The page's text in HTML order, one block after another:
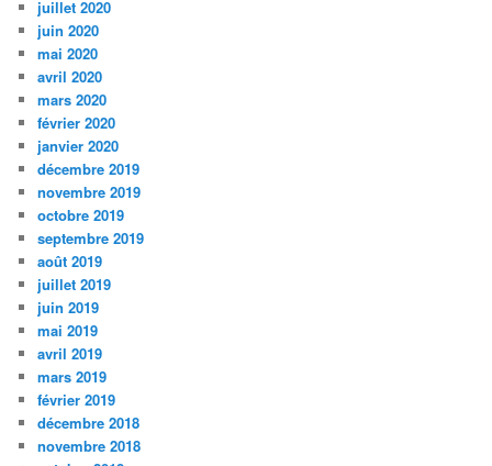
juillet 2020
juin 2020
mai 2020
avril 2020
mars 2020
février 2020
janvier 2020
décembre 2019
novembre 2019
octobre 2019
septembre 2019
août 2019
juillet 2019
juin 2019
mai 2019
avril 2019
mars 2019
février 2019
décembre 2018
novembre 2018